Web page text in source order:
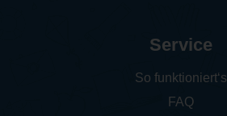
Service
So funktioniert‘s
FAQ